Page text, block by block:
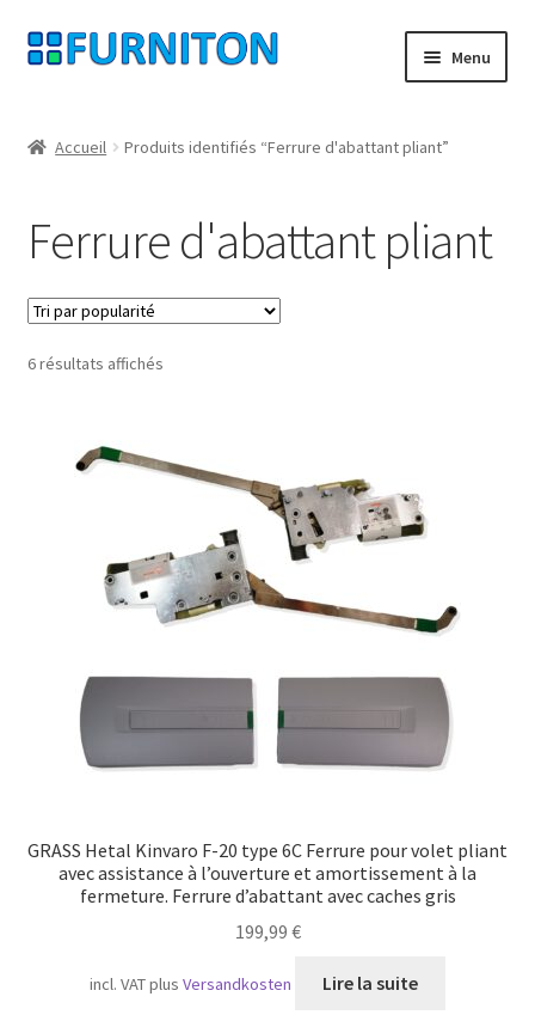
Aller
à
navigation
Aller
au
Menu
Protection des données
Droit de rétractation
Contact
CONDITIONS GÉNÉRALES DE VENTE
Transport maritime
Accueil Produits identifiés “Ferrure d'abattant pliant”
Ferrure d'abattant pliant
6 résultats affichésTrié
GRASS Hetal Kinvaro F-20 type 6C Ferrure pour volet pliant
avec assistance à l’ouverture et amortissement à la
fermeture. Ferrure d’abattant avec caches gris
199,99 €
incl. VATplusVersandkosten Lire la suite